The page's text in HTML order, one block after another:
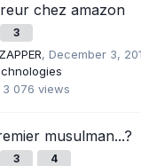
chez amazon
3
, December 3,
3 076 views
musulman...?
3 4